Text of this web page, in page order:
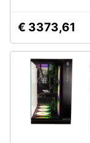
€ 3373,61